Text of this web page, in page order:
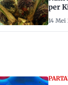
per
14 Mei